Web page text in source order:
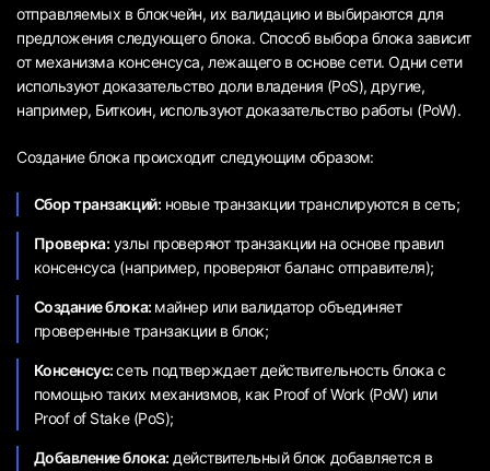
отправляемых в блокчейн, их валидацию и выбираются для
предложения следующего блока. Способ выбора блока зависит
от механизма консенсуса, лежащего в основе сети. Одни сети
используют доказательство доли владения (PoS), другие,
например, Биткоин, используют доказательство работы (PoW).
Создание блока происходит следующим образом:
Сбор транзакций: новые транзакции транслируются в сеть;
Проверка: узлы проверяют транзакции на основе правил
консенсуса (например, проверяют баланс отправителя);
Создание блока: майнер или валидатор объединяет
проверенные транзакции в блок;
Консенсус:сеть подтверждает действительность блока с
помощью таких механизмов, как Proof of Work (PoW) или
Proof of Stake (PoS);
Добавление блока: действительный блок добавляется в